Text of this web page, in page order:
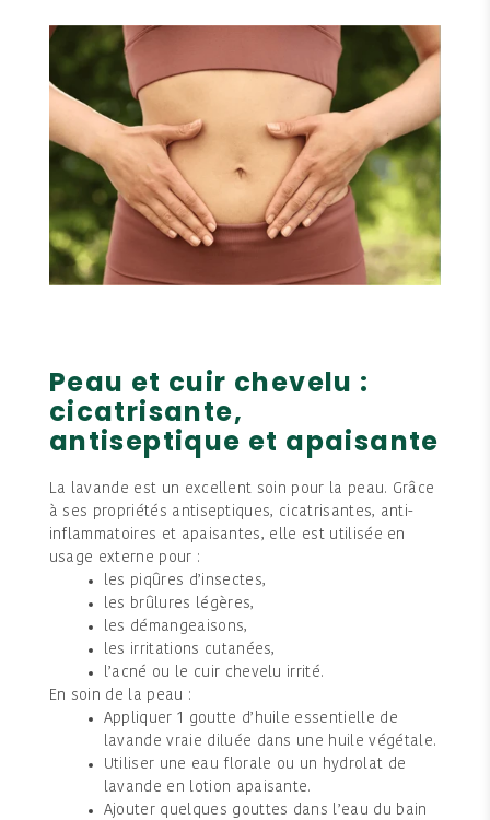
Peau et cuir chevelu :
cicatrisante,
antiseptique et apaisante
La lavande est un excellent soin pour la peau. Grâce
à ses propriétés antiseptiques, cicatrisantes, anti-
inflammatoires et apaisantes, elle est utilisée en
usage externe pour :
les piqûres d’insectes,
les brûlures légères,
les démangeaisons,
les irritations cutanées,
l’acné ou le cuir chevelu irrité.
En soin de la peau :
Appliquer 1 goutte d’huile essentielle de
lavande vraie diluée dans une huile végétale.
Utiliser une eau florale ou un hydrolat de
lavande en lotion apaisante.
Ajouter quelques gouttes dans l’eau du bain